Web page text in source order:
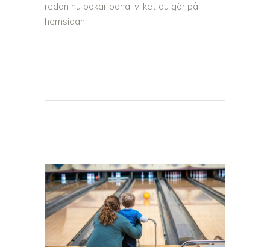
redan nu bokar bana, vilket du gör på
hemsidan.